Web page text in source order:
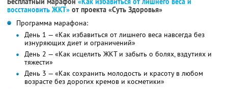
восстановить ЖКТ» от проекта «Суть Здоровья»
Программа марафона:
День 1 — «Как избавиться от лишнего веса навсегда без
изнуряющих диет и ограничений»
День 2 — «Как исцелить ЖКТ и забыть о болях, вздутиях и
тяжести»
День 3 — «Как сохранить молодость и красоту в любом
возрасте без дорогих кремов и косметики»